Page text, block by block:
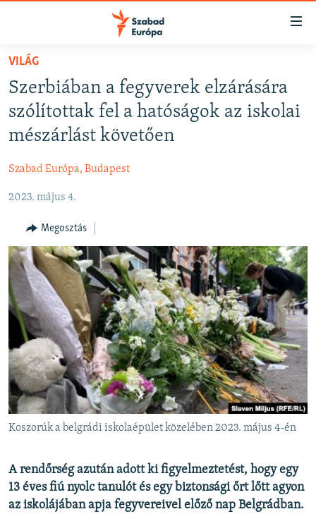
Akadálymentes
Ugrás
fő
oldalra
Ugrás
tartalomjegyzékre
NAPIRENDEN
AKTUÁLIS
PODCASTOK
ELEMZŐ
NER15
SZABADON
TÁRSADALOM
DEMOKRÁCIA
A PÉNZ NYOMÁBAN
EURÓPAI UNIÓ
VILÁG
KLÍMAVÁLTOZÁS
A MÚLT TANULSÁGAI
Valamennyi RFE/RL weboldal
VILÁG
Szerbiában a fegyverek elzárására
szólítottak fel a hatóságok az iskolai
mészárlást követően
Szabad Európa, Budapest
2023. május 4.
Megosztás
Koszorúk a belgrádi iskolaépület közelében 2023. május 4-én
A rendőrség azután adott ki figyelmeztetést, hogy egy
13 éves fiú nyolc tanulót és egy biztonsági őrt lőtt agyon
az iskolájában apja fegyvereivel előző nap Belgrádban.
FELIRATKOZÁS
Spotify